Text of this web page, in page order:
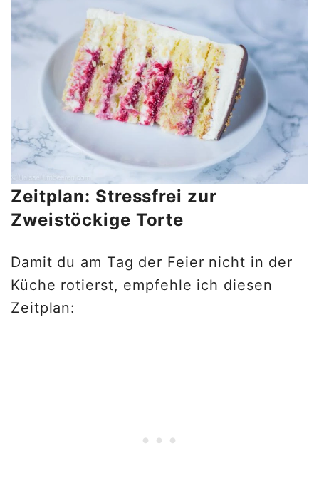
Zeitplan: Stressfrei zur
Zweistöckige Torte
Damit du am Tag der Feier nicht in der
Küche rotierst, empfehle ich diesen
Zeitplan: